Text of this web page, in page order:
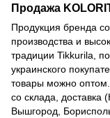
Продажа
Продукция бренда
производства и
традиции Tikkurila,
украинского
товары можно
со склада, доставка
Вышгород,